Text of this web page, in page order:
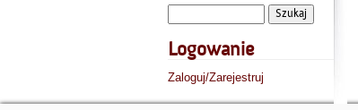
Logowanie
Zaloguj/Zarejestruj